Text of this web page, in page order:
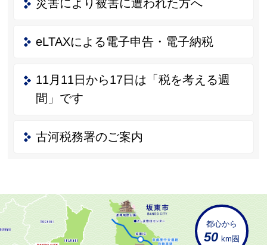
災害により被害に遭われた方へ
eLTAXによる電子申告・電子納税
11月11日から17日は「税を考える週
間」です
古河税務署のご案内
都心から
50 km圏